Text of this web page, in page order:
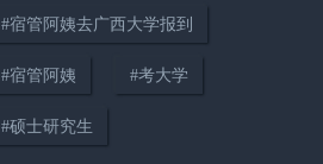
场”
#宿管阿姨去广西大学报到
#宿管阿姨 #考大学
#硕士研究生